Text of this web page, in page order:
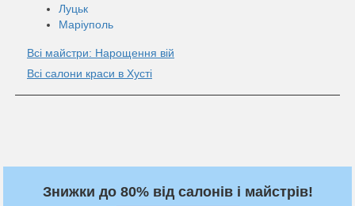
Луцьк
Маріуполь
Всі майстри: Нарощення вій
Всі салони краси в Хусті
Знижки до 80% від салонів і майстрів!